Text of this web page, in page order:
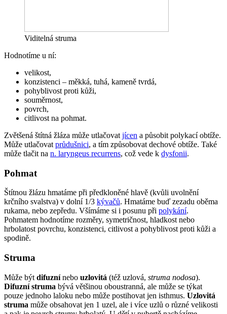
Viditelná struma
Hodnotíme u ní:
velikost,
konzistenci – měkká, tuhá, kameně tvrdá,
pohyblivost proti kůži,
souměrnost,
povrch,
citlivost na pohmat.
Zvětšená štítná žláza může utlačovat jícen a působit polykací obtíže.
Může utlačovat průdušnici, a tím způsobovat dechové obtíže. Také
může tlačit na n. laryngeus recurrens, což vede k dysfonii.
Pohmat
Štítnou žlázu hmatáme při předkloněné hlavě (kvůli uvolnění
krčního svalstva) v dolní 1/3 kývačů. Hmatáme buď zezadu oběma
rukama, nebo zepředu. Všímáme si i posunu při polykání.
Pohmatem hodnotíme rozměry, symetričnost, hladkost nebo
hrbolatost povrchu, konzistenci, citlivost a pohyblivost proti kůži a
spodině.
Struma
Může být difuznínebo uzlovitá (též uzlová, struma nodosa).
Difuzní struma bývá většinou oboustranná, ale může se týkat
pouze jednoho laloku nebo může postihovat jen isthmus. Uzlovitá
struma může obsahovat jen 1 uzel, ale i více uzlů o různé velikosti